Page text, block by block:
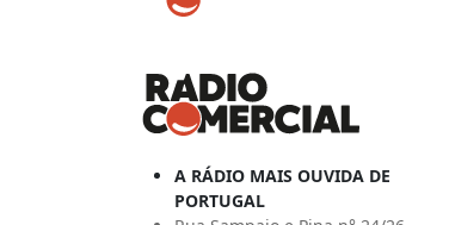
A RÁDIO MAIS OUVIDA DE
PORTUGAL